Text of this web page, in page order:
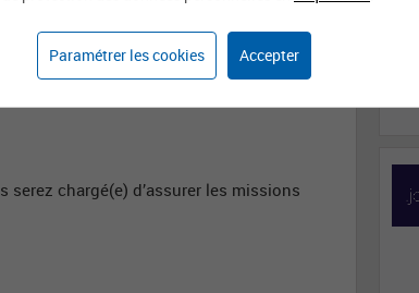
Paramétrer les cookies Accepter
et sécurité
Policière / Policier
municipal-e
chargé(e) d’assurer les missions